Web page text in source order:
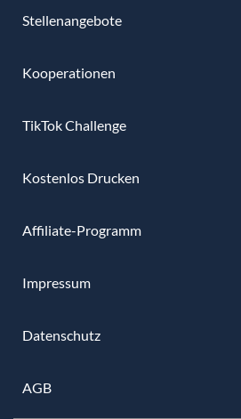
Stellenangebote
Kooperationen
TikTok Challenge
Kostenlos Drucken
Affiliate-Programm
Impressum
Datenschutz
AGB